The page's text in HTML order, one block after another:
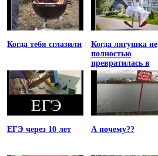
Когда тебя сглазили
Когда лягушка не
полностью
превратилась в
принцессу
ЕГЭ через 10 лет А почему??